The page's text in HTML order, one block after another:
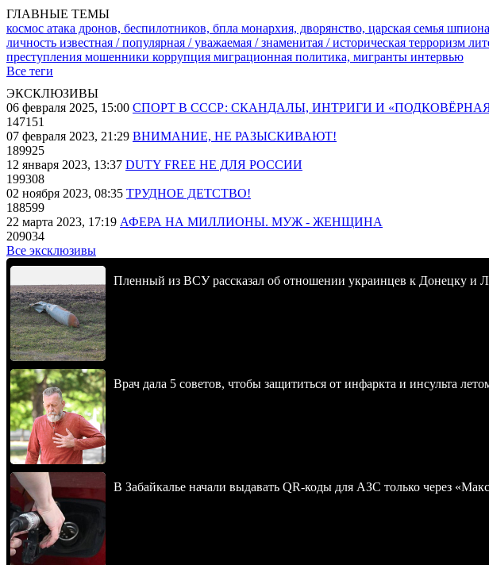
ГЛАВНЫЕ ТЕМЫ
космос атака дронов, беспилотников, бпла монархия, дворянство, царская семья
личность известная / популярная / уважаемая / знаменитая / историческая терроризм
преступления мошенники коррупция миграционная политика, мигранты интервью
Все теги
ЭКСКЛЮЗИВЫ
06 февраля 2025, 15:00 СПОРТ В СССР: СКАНДАЛЫ, ИНТРИГИ И
147151
07 февраля 2023, 21:29 ВНИМАНИЕ, НЕ РАЗЫСКИВАЮТ!
189925
12 января 2023, 13:37 DUTY FREE НЕ ДЛЯ РОССИИ
199308
02 ноября 2023, 08:35 ТРУДНОЕ ДЕТСТВО!
188599
22 марта 2023, 17:19 АФЕРА НА МИЛЛИОНЫ. МУЖ - ЖЕНЩИНА
209034
Все эксклюзивы
Пленный из ВСУ рассказал об отношении украинцев к Донецку и
Врач дала 5 советов, чтобы защититься от инфаркта и инсульта
В Забайкалье начали выдавать QR-коды для АЗС только через